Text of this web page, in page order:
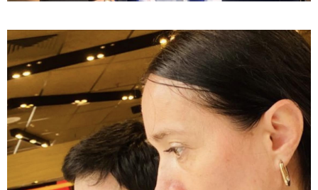
13:52 / 07-08-2026
"ანასტასია არათუ იცნობდა მის შვილს, სახელი და
გვარიც არ იცოდა და სიკვდილი რა მოტივით
ენდომებოდა უცნობი ადამიანის?!" - რას წერს გიგა
ავალიანის საქმეზე დაკავებული ანასტასია
ბერუაშვილის დედა